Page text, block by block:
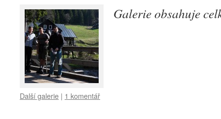
Galerie obsahuje
Další galerie | 1 komentář